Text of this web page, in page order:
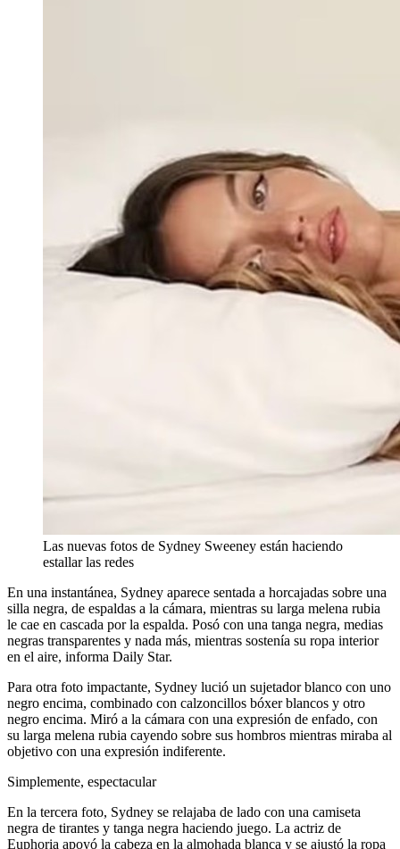
Las nuevas fotos de Sydney Sweeney están haciendo
estallar las redes
En una instantánea, Sydney aparece sentada a horcajadas sobre una
silla negra, de espaldas a la cámara, mientras su larga melena rubia
le cae en cascada por la espalda. Posó con una tanga negra, medias
negras transparentes y nada más, mientras sostenía su ropa interior
en el aire, informa Daily Star.
Para otra foto impactante, Sydney lució un sujetador blanco con uno
negro encima, combinado con calzoncillos bóxer blancos y otro
negro encima. Miró a la cámara con una expresión de enfado, con
su larga melena rubia cayendo sobre sus hombros mientras miraba al
objetivo con una expresión indiferente.
Simplemente, espectacular
En la tercera foto, Sydney se relajaba de lado con una camiseta
negra de tirantes y tanga negra haciendo juego. La actriz de
Euphoria apoyó la cabeza en la almohada blanca y se ajustó la ropa